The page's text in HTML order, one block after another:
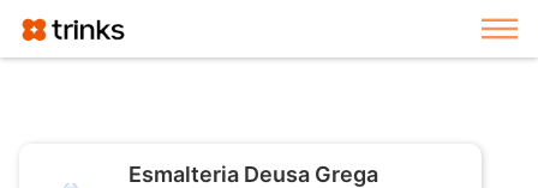
Esmalteria Deusa Grega